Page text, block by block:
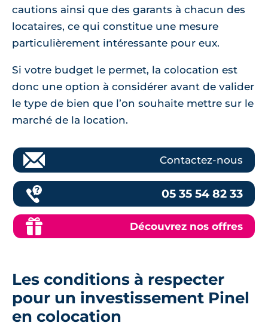
cautions ainsi que des garants à chacun des
locataires, ce qui constitue une mesure
particulièrement intéressante pour eux.
Si votre budget le permet, la colocation est
donc une option à considérer avant de valider
le type de bien que l’on souhaite mettre sur le
marché de la location.
Contactez-nous
05 35 54 82 33
Découvrez nos offres
Les conditions à respecter
pour un investissement Pinel
en colocation